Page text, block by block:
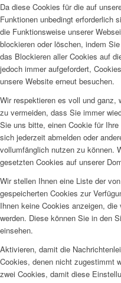
Da diese Cookies für die auf
Funktionen unbedingt erforderlich
die Funktionsweise unserer
blockieren oder löschen, indem
das Blockieren aller Cookies auf
jedoch immer aufgefordert,
unsere Website erneut besuchen.
Wir respektieren es voll und ganz,
zu vermeiden, dass Sie immer
Sie uns bitte, einen Cookie für
sich jederzeit abmelden oder
vollumfänglich nutzen zu können.
gesetzten Cookies auf unserer
Wir stellen Ihnen eine Liste der
gespeicherten Cookies zur
Ihnen keine Cookies anzeigen,
werden. Diese können Sie in den
einsehen.
Aktivieren, damit die
Cookies, denen nicht zugestimmt
zwei Cookies, damit diese